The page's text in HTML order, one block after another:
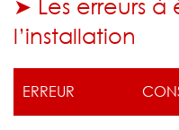
➤ Les erreurs à
l’installation
ERREUR